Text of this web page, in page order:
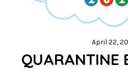
April 22,
QUARANTINE